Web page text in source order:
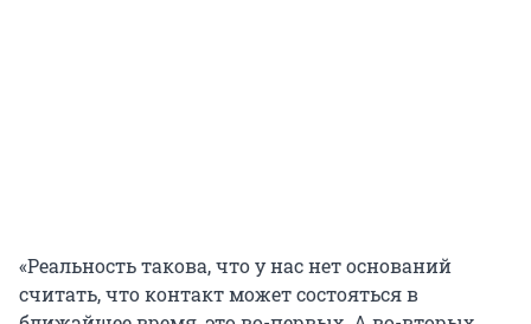
«Реальность такова, что у нас нет оснований
считать, что контакт может состояться в